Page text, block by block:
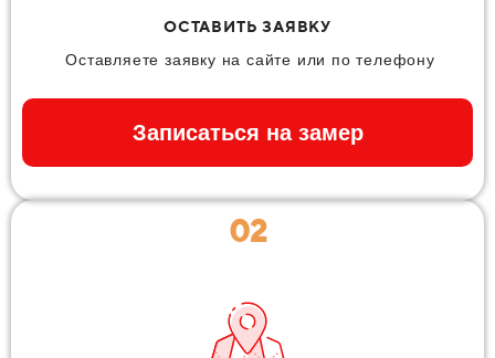
ОСТАВИТЬ ЗАЯВКУ
Оставляете заявку на сайте или по телефону
Записаться на замер
02